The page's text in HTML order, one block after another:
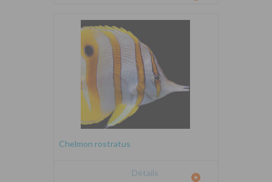
Chelmon rostratus
Détails